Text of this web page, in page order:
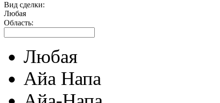
Вид сделки:
Любая
Область:
Любая
Айа Напа